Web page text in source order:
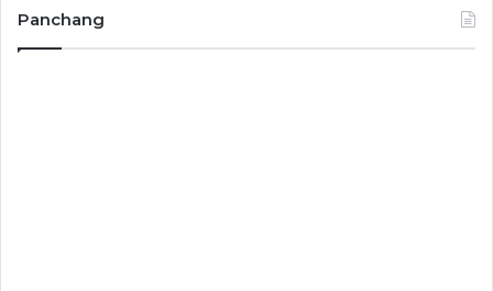
Panchang